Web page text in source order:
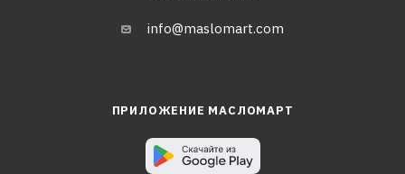
info@maslomart.com
ПРИЛОЖЕНИЕ МАСЛОМАРТ